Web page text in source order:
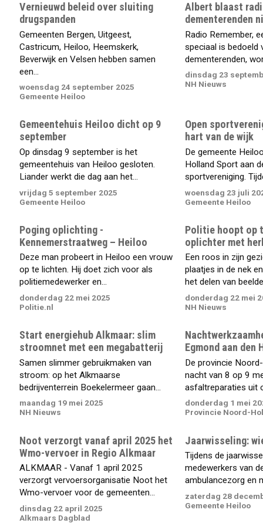
Vernieuwd beleid over sluiting
drugspanden
Gemeenten Bergen, Uitgeest,
Castricum, Heiloo, Heemskerk,
Beverwijk en Velsen hebben samen
een...
woensdag 24 september 2025
Gemeente Heiloo
Albert blaast
dementerenden
Radio Remember,
speciaal is bedoeld
dementerenden,
dinsdag 23
NH Nieuws
Gemeentehuis Heiloo dicht op 9
september
Op dinsdag 9 september is het
gemeentehuis van Heiloo gesloten.
Liander werkt die dag aan het...
vrijdag 5 september 2025
Gemeente Heiloo
Open
hart van de wijk
De gemeente
Holland Sport aan
sportvereniging.
woensdag 23 juli
Gemeente Heiloo
Poging oplichting -
Kennemerstraatweg – Heiloo
Deze man probeert in Heiloo een vrouw
op te lichten. Hij doet zich voor als
politiemedewerker en...
donderdag 22 mei 2025
Politie.nl
Politie hoopt op
oplichter met
Een roos in zijn
plaatjes in de nek
het delen van
donderdag 22 mei
NH Nieuws
Start energiehub Alkmaar: slim
stroomnet met een megabatterij
Samen slimmer gebruikmaken van
stroom: op het Alkmaarse
bedrijventerrein Boekelermeer gaan...
maandag 19 mei 2025
NH Nieuws
Egmond aan den
De provincie
nacht van 8 op 9
asfaltreparaties uit
donderdag 1 mei
Provincie Noord-
Noot verzorgt vanaf april 2025 het
Wmo-vervoer in Regio Alkmaar
ALKMAAR - Vanaf 1 april 2025
verzorgt vervoersorganisatie Noot het
Wmo-vervoer voor de gemeenten...
dinsdag 22 april 2025
Alkmaars Dagblad
Jaarwisseling:
Tijdens de
medewerkers van
ambulancezorg en
zaterdag 28
Gemeente Heiloo